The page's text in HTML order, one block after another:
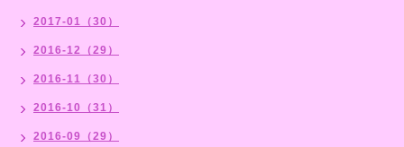
2017-01（30）
2016-12（29）
2016-11（30）
2016-10（31）
2016-09（29）